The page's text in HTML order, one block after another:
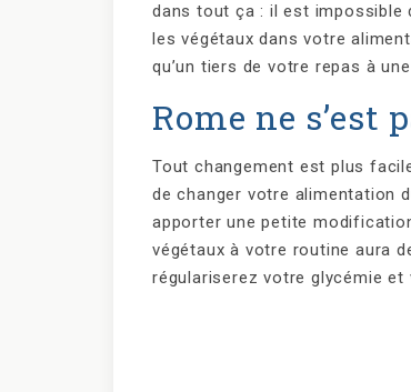
dans tout ça : il est impossible
les végétaux dans votre
qu’un tiers de votre repas à
Rome ne s’est
Tout changement est plus
de changer votre alimentation
apporter une petite
végétaux à votre routine aura
régulariserez votre glycémie